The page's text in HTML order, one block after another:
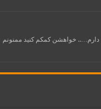
دارم….. خواهشن کمکم کنید ممنونم